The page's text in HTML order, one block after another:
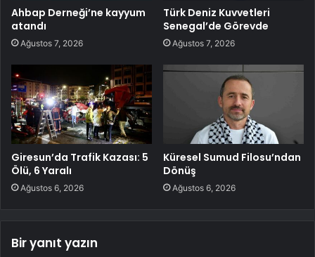
Ahbap Derneği’ne kayyum
atandı
Ağustos 7, 2026
Türk Deniz Kuvvetleri
Senegal’de Görevde
Ağustos 7, 2026
Giresun’da Trafik Kazası: 5
Ölü, 6 Yaralı
Ağustos 6, 2026
Küresel Sumud Filosu’ndan
Dönüş
Ağustos 6, 2026
Bir yanıt yazın